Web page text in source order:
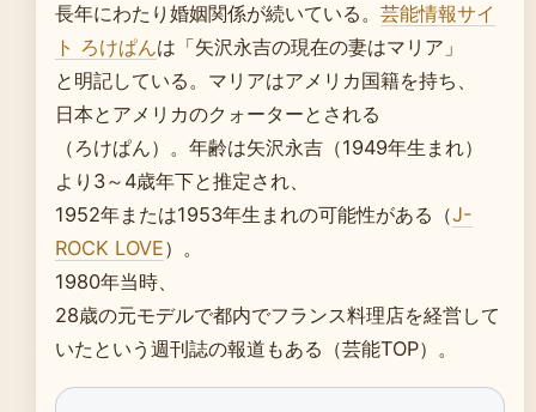
長年にわたり婚姻関係が続いている。 芸能情報サイ
ト ろけぱんは「矢沢永吉の現在の妻はマリア」
と明記している。マリアはアメリカ国籍を持ち、
日本とアメリカのクォーターとされる
（ろけぱん）。年齢は矢沢永吉（1949年生まれ）
より3～4歳年下と推定され、
1952年または1953年生まれの可能性がある（J-
ROCK LOVE）。
1980年当時、
28歳の元モデルで都内でフランス料理店を経営して
いたという週刊誌の報道もある（芸能TOP）。